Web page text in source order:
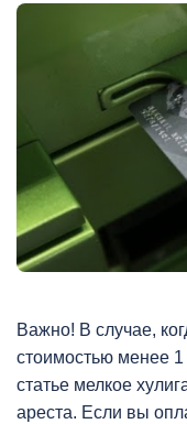
Важно! В случае,
стоимостью менее 1
статье мелкое
ареста. Если вы